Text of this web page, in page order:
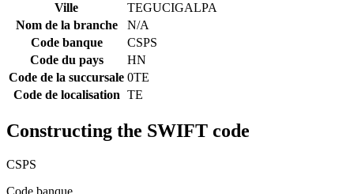
Ville
TEGUCIGALPA
Nom de la branche
N/A
Code banque
CSPS
Code du pays
HN
Code de la succursale 0TE
Code de localisation TE
Constructing the SWIFT code
CSPS